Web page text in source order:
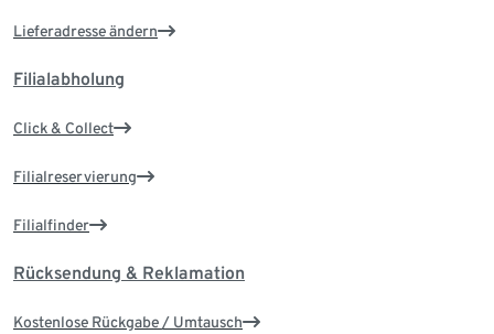
Lieferadresse ändern
Filialabholung
Click & Collect
Filialreservierung
Filialfinder
Rücksendung & Reklamation
Kostenlose Rückgabe / Umtausch